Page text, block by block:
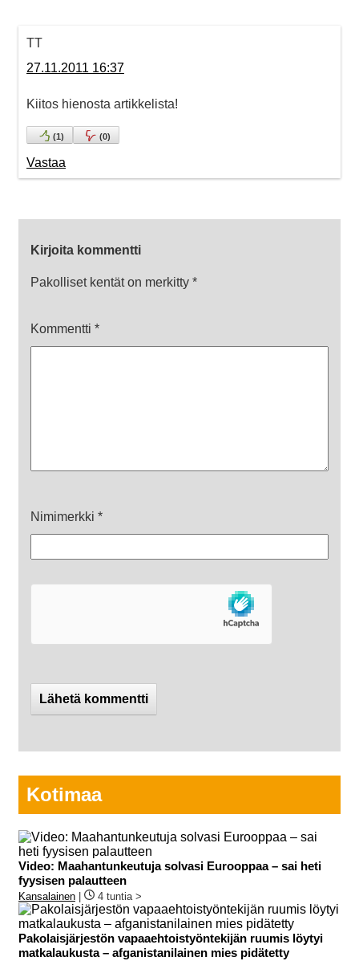
TT
27.11.2011 16:37
Kiitos hienosta artikkelista!
(1) (0)
Vastaa
Kirjoita kommentti
Pakolliset kentät on merkitty *
Kommentti *
Nimimerkki *
Kotimaa
Video: Maahantunkeutuja solvasi Eurooppaa – sai heti
fyysisen palautteen
Kansalainen 4 tuntia >
Pakolaisjärjestön vapaaehtoistyöntekijän ruumis löytyi
matkalaukusta – afganistanilainen mies pidätetty